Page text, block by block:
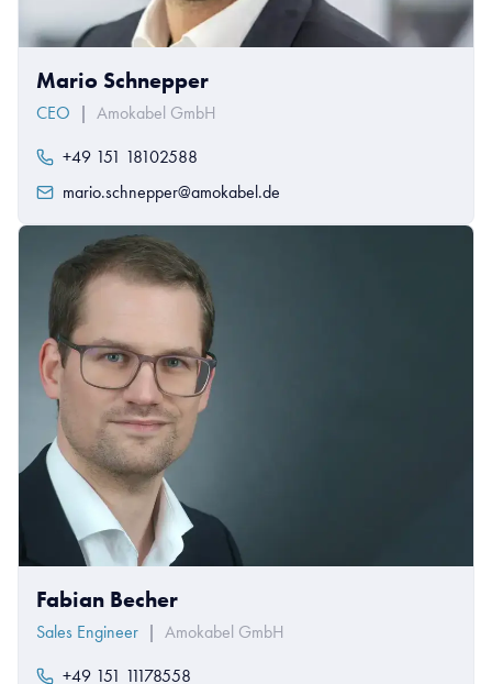
Mario Schnepper
CEO | Amokabel GmbH
+49 151 18102588
mario.schnepper@amokabel.de
Fabian Becher
Sales Engineer | Amokabel GmbH
+49 151 11178558